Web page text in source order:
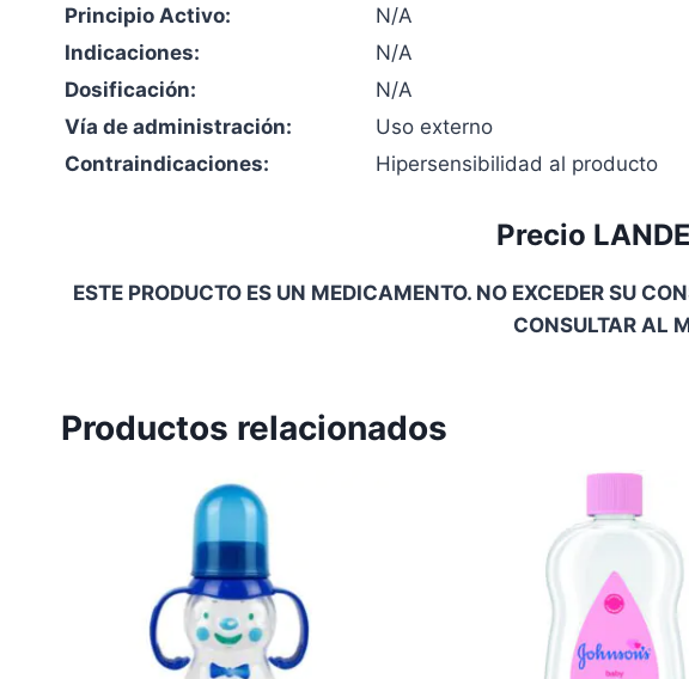
Principio Activo:
N/A
Indicaciones:
N/A
Dosificación:
N/A
Vía de administración:
Uso externo
Contraindicaciones:
Hipersensibilidad al producto
Precio
ESTE PRODUCTO ES UN MEDICAMENTO. NO EXCEDER SU
CONSULTAR AL
Productos relacionados